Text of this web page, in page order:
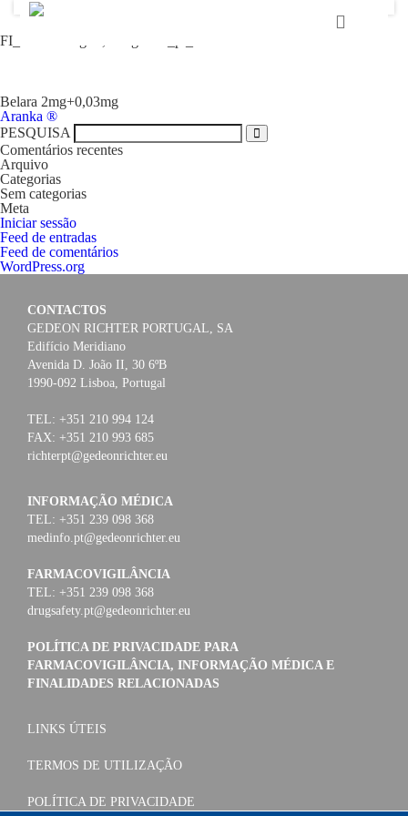
GEDEON RICHTER PORTUGAL
GEDEON RICHTER GRUPO
ÁREAS TERAPÊUTICAS
MEDIA
CONTACTOS
FAMA
FI_Belara 2mg+0,03mg fctbl_pt_20200420
Belara 2mg+0,03mg
Navegação
de
artigos
Aranka ®
PESQUISA
Comentários recentes
Arquivo
Categorias
Sem categorias
Meta
Iniciar sessão
Feed de entradas
Feed de comentários
WordPress.org
CONTACTOS
GEDEON RICHTER PORTUGAL, SA
Edifício Meridiano
Avenida D. João II, 30 6ºB
1990-092 Lisboa, Portugal
TEL: +351 210 994 124
FAX: +351 210 993 685
richterpt@gedeonrichter.eu
INFORMAÇÃO MÉDICA
TEL: +351 239 098 368
medinfo.pt@gedeonrichter.eu
FARMACOVIGILÂNCIA
TEL: +351 239 098 368
drugsafety.pt@gedeonrichter.eu
POLÍTICA DE PRIVACIDADE PARA
FARMACOVIGILÂNCIA, INFORMAÇÃO MÉDICA E
FINALIDADES RELACIONADAS
LINKS ÚTEIS
TERMOS DE UTILIZAÇÃO
POLÍTICA DE PRIVACIDADE